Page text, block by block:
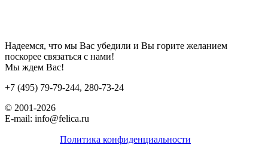
Надеемся, что мы Вас убедили и Вы горите желанием
поскорее связаться с нами!
Мы ждем Вас!
+7 (495) 79-79-244, 280-73-24
© 2001-2026
E-mail: info@felica.ru
Политика конфиденциальности